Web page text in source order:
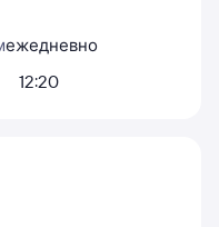
ежедневно
12:20